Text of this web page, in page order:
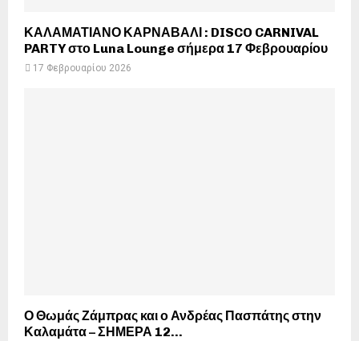
ΚΑΛΑΜΑΤΙΑΝΟ ΚΑΡΝΑΒΑΛΙ : DISCO CARNIVAL
PARTY στο Luna Lounge σήμερα 17 Φεβρουαρίου
17 Φεβρουαρίου 2026
Ο Θωμάς Ζάμπρας και ο Ανδρέας Πασπάτης στην
Καλαμάτα – ΣΗΜΕΡΑ 12...